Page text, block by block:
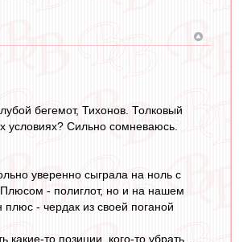
бегемот, Тихонов. Толковый
условиях? Сильно сомневаюсь.
уверенно сыграла на ноль с
- полиглот, но и на нашем
- чердак из своей поганой
то позиции, кого-то убрать...